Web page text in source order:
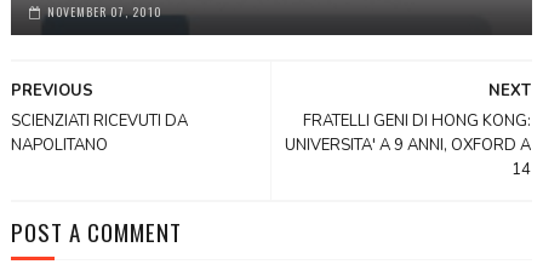
NOVEMBER 07, 2010
NEXT
FRATELLI GENI DI HONG KONG:
UNIVERSITA' A 9 ANNI, OXFORD A
14
PREVIOUS
SCIENZIATI RICEVUTI DA
NAPOLITANO
POST A COMMENT